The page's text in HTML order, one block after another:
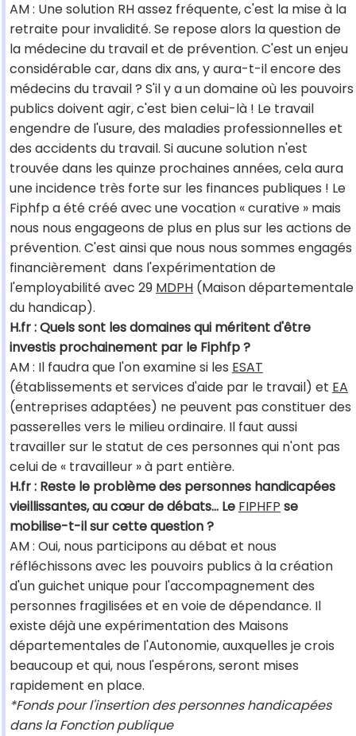
AM : Une solution RH assez fréquente, c'est la mise à la
retraite pour invalidité. Se repose alors la question de
la médecine du travail et de prévention. C'est un enjeu
considérable car, dans dix ans, y aura-t-il encore des
médecins du travail ? S'il y a un domaine où les pouvoirs
publics doivent agir, c'est bien celui-là ! Le travail
engendre de l'usure, des maladies professionnelles et
des accidents du travail. Si aucune solution n'est
trouvée dans les quinze prochaines années, cela aura
une incidence très forte sur les finances publiques ! Le
Fiphfp a été créé avec une vocation « curative » mais
nous nous engageons de plus en plus sur les actions de
prévention. C'est ainsi que nous nous sommes engagés
financièrement dans l'expérimentation de
l'employabilité avec 29 MDPH (Maison départementale
du handicap).
H.fr : Quels sont les domaines qui méritent d'être
investis prochainement par le Fiphfp ?
AM : Il faudra que l'on examine si les ESAT
(établissements et services d'aide par le travail) et EA
(entreprises adaptées) ne peuvent pas constituer des
passerelles vers le milieu ordinaire. Il faut aussi
travailler sur le statut de ces personnes qui n'ont pas
celui de « travailleur » à part entière.
H.fr : Reste le problème des personnes handicapées
vieillissantes, au cœur de débats… Le FIPHFP se
mobilise-t-il sur cette question ?
AM : Oui, nous participons au débat et nous
réfléchissons avec les pouvoirs publics à la création
d'un guichet unique pour l'accompagnement des
personnes fragilisées et en voie de dépendance. Il
existe déjà une expérimentation des Maisons
départementales de l'Autonomie, auxquelles je crois
beaucoup et qui, nous l'espérons, seront mises
rapidement en place.
*Fonds pour l'insertion des personnes handicapées
dans la Fonction publique